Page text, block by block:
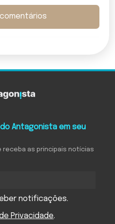
comentários
Antagonista em seu
as principais notícias
notificações.
Privacidade.